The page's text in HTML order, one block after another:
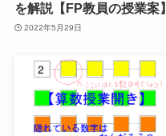
を解説【FP教員の授業案】
2022年5月29日